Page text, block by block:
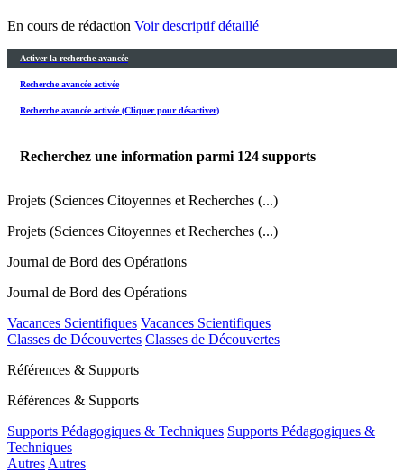
En cours de rédaction Voir descriptif détaillé
Activer la recherche avancée
Recherche avancée activée
Recherche avancée activée (Cliquer pour désactiver)
Recherchez une information parmi 124 supports
Projets (Sciences Citoyennes et Recherches (...)
Projets (Sciences Citoyennes et Recherches (...)
Journal de Bord des Opérations
Journal de Bord des Opérations
Vacances Scientifiques Vacances Scientifiques
Classes de Découvertes Classes de Découvertes
Références & Supports
Références & Supports
Supports Pédagogiques & Techniques Supports Pédagogiques &
Techniques
Autres Autres